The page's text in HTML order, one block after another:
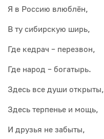
Я в Россию влюблён,
В ту сибирскую ширь,
Где кедрач – перезвон,
Где народ – богатырь.
Здесь все души открыты,
Здесь терпенье и мощь,
И друзья не забыты,